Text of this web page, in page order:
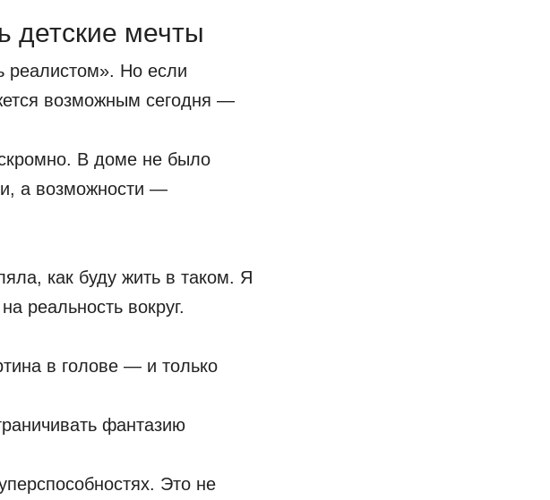
детские мечты
реалистом». Но если
возможным сегодня —
В доме не было
а возможности —
как буду жить в таком. Я
реальность вокруг.
в голове — и только
фантазию
Это не